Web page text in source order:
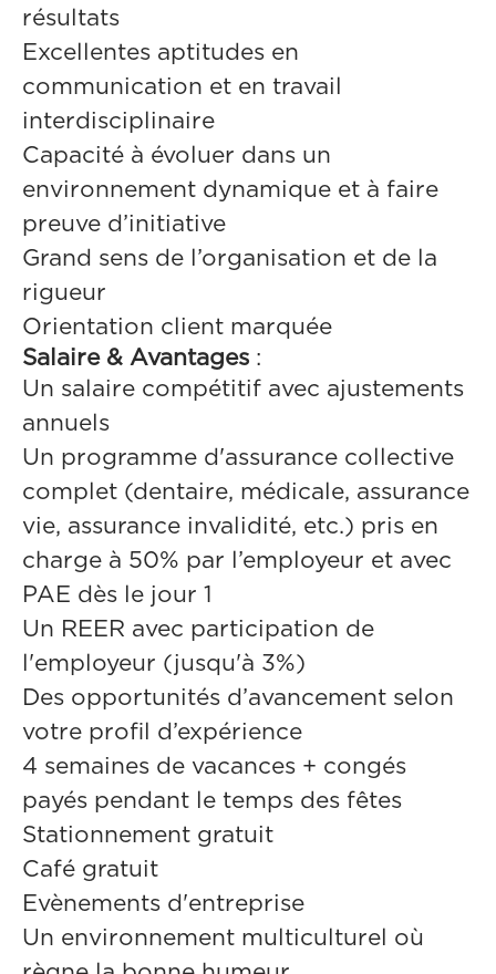
résultats
Excellentes aptitudes en
communication et en travail
interdisciplinaire
Capacité à évoluer dans un
environnement dynamique et à faire
preuve d’initiative
Grand sens de l’organisation et de la
rigueur
Orientation client marquée
Salaire & Avantages :
Un salaire compétitif avec ajustements
annuels
Un programme d'assurance collective
complet (dentaire, médicale, assurance
vie, assurance invalidité, etc.) pris en
charge à 50% par l’employeur et avec
PAE dès le jour 1
Un REER avec participation de
l'employeur (jusqu'à 3%)
Des opportunités d’avancement selon
votre profil d’expérience
4 semaines de vacances + congés
payés pendant le temps des fêtes
Stationnement gratuit
Café gratuit
Evènements d'entreprise
Un environnement multiculturel où